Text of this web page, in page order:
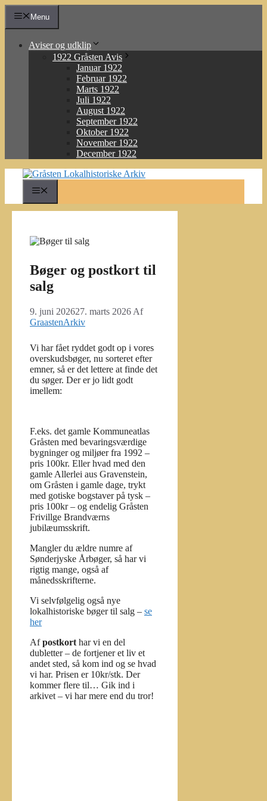
Hop
indhold
Menu
Aviser og udklip
1922 Gråsten Avis
Januar 1922
Februar 1922
Marts 1922
Juli 1922
August 1922
September 1922
Oktober 1922
November 1922
December 1922
Bøger og postkort til
salg
9. juni 202627. marts 2026 Af
GraastenArkiv
Vi har fået ryddet godt op i vores
overskudsbøger, nu sorteret efter
emner, så er det lettere at finde det
du søger. Der er jo lidt godt
imellem:
F.eks. det gamle Kommuneatlas
Gråsten med bevaringsværdige
bygninger og miljøer fra 1992 –
pris 100kr. Eller hvad med den
gamle Allerlei aus Gravenstein,
om Gråsten i gamle dage, trykt
med gotiske bogstaver på tysk –
pris 100kr – og endelig Gråsten
Frivillge Brandværns
jubilæumsskrift.
Mangler du ældre numre af
Sønderjyske Årbøger, så har vi
rigtig mange, også af
månedsskrifterne.
Vi selvfølgelig også nye
lokalhistoriske bøger til salg – se
her
Afpostkort har vi en del
dubletter – de fortjener et liv et
andet sted, så kom ind og se hvad
vi har. Prisen er 10kr/stk. Der
kommer flere til… Gik ind i
arkivet – vi har mere end du tror!